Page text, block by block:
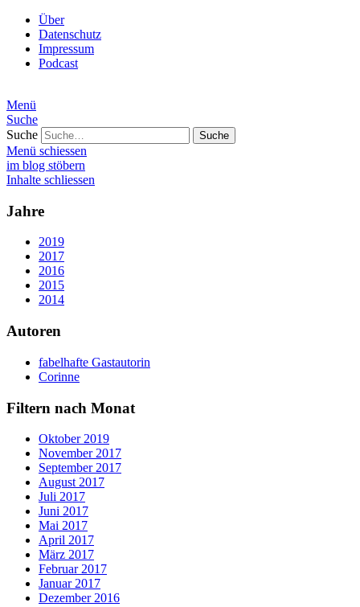
Über
Datenschutz
Impressum
Podcast
Menü
Suche
Suche
Menü schiessen
im blog stöbern
Inhalte schliessen
Jahre
2019
2017
2016
2015
2014
Autoren
fabelhafte Gastautorin
Corinne
Filtern nach Monat
Oktober 2019
November 2017
September 2017
August 2017
Juli 2017
Juni 2017
Mai 2017
April 2017
März 2017
Februar 2017
Januar 2017
Dezember 2016